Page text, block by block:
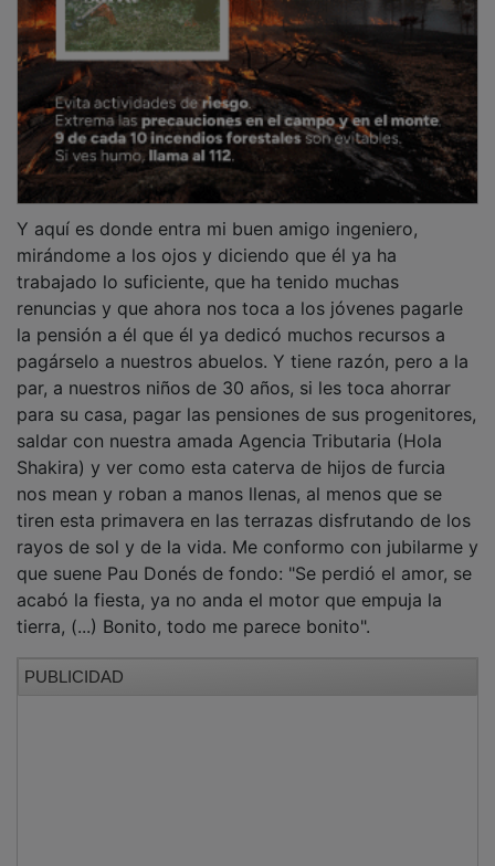
mirándome a los ojos y diciendo que él ya ha
trabajado lo suficiente, que ha tenido muchas
renuncias y que ahora nos toca a los jóvenes pagarle
la pensión a él que él ya dedicó muchos recursos a
pagárselo a nuestros abuelos. Y tiene razón, pero a la
par, a nuestros niños de 30 años, si les toca ahorrar
para su casa, pagar las pensiones de sus progenitores,
saldar con nuestra amada Agencia Tributaria (Hola
Shakira) y ver como esta caterva de hijos de furcia
nos mean y roban a manos llenas, al menos que se
tiren esta primavera en las terrazas disfrutando de los
rayos de sol y de la vida. Me conformo con jubilarme y
que suene Pau Donés de fondo: "Se perdió el amor, se
acabó la fiesta, ya no anda el motor que empuja la
tierra, (...) Bonito, todo me parece bonito".